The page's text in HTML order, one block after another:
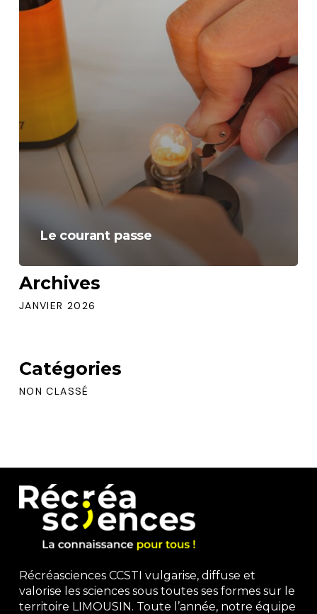
Le courant passe
Archives
JANVIER 2026
Catégories
NON CLASSÉ
Récréasciences CCSTI vulgarise, diffuse et
valorise les sciences sous toutes ses formes sur le
territoire LIMOUSIN. Toute l’année, notre équipe